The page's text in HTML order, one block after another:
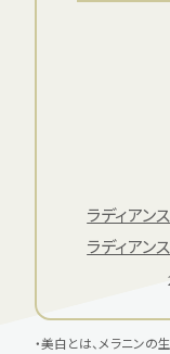
ラディアン
ラディアン
・美白とは、メラニンの